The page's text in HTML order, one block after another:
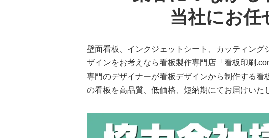
当社にお任
壁面看板、インクジェットシート、カッティン
ザインをお考えなら看板製作専門店「看板印刷
専門のデザイナーが看板デザインから制作する
の看板を高品質、低価格、短納期にてお届けいた